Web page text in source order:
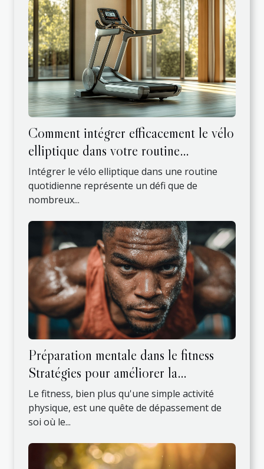
Comment intégrer efficacement le vélo
elliptique dans votre routine
quotidienne ?
Intégrer le vélo elliptique dans une routine
quotidienne représente un défi que de
nombreux...
Préparation mentale dans le fitness
Stratégies pour améliorer la
performance
Le fitness, bien plus qu'une simple activité
physique, est une quête de dépassement de
soi où le...